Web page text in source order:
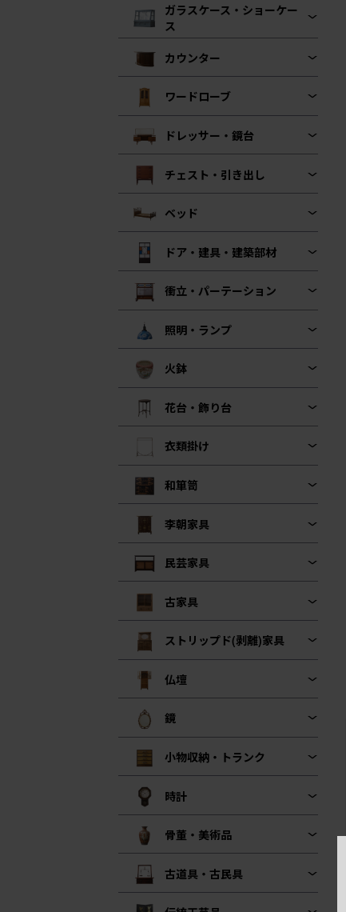
ガラスケース・ショーケー
ス
カウンター
ワードローブ
ドレッサー・鏡台
チェスト・引き出し
ベッド
ドア・建具・建築部材
衝立・パーテーション
照明・ランプ
火鉢
花台・飾り台
衣類掛け
和箪笥
李朝家具
民芸家具
古家具
ストリップド(剥離)家具
仏壇
鏡
小物収納・トランク
時計
骨董・美術品
古道具・古民具